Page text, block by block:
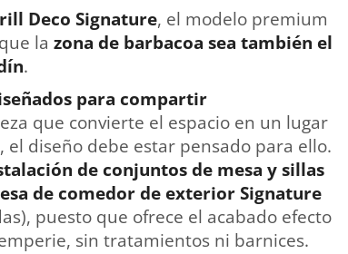
Deco Signature, el modelo premium
la zona de barbacoa sea también el
.
para compartir
que convierte el espacio en un lugar
diseño debe estar pensado para ello.
de conjuntos de mesa y sillas
de comedor de exterior Signature
puesto que ofrece el acabado efecto
sin tratamientos ni barnices.